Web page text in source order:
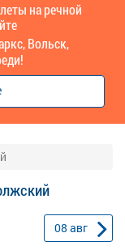
на речной
Вольск,
08 авг